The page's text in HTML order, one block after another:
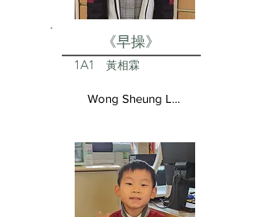
《早操》
1A1 黃相霖
Wong Sheung Lam